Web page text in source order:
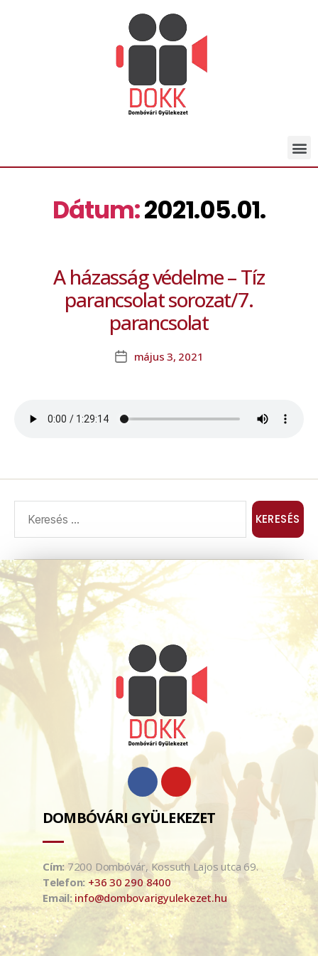
Dátum:2021.05.01.
A házasság védelme – Tíz
parancsolat sorozat/7.
parancsolat
május 3, 2021
DOMBÓVÁRI GYÜLEKEZET
Cím: 7200 Dombóvár, Kossuth Lajos utca 69.
Telefon: +36 30 290 8400
Email:info@dombovarigyulekezet.hu